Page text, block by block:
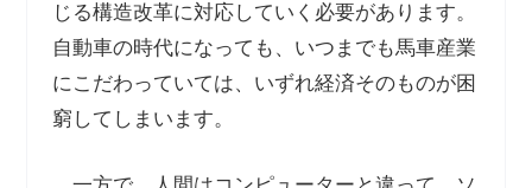
じる構造改革に対応していく必要があります。
自動車の時代になっても、いつまでも馬車産業
にこだわっていては、いずれ経済そのものが困
窮してしまいます。